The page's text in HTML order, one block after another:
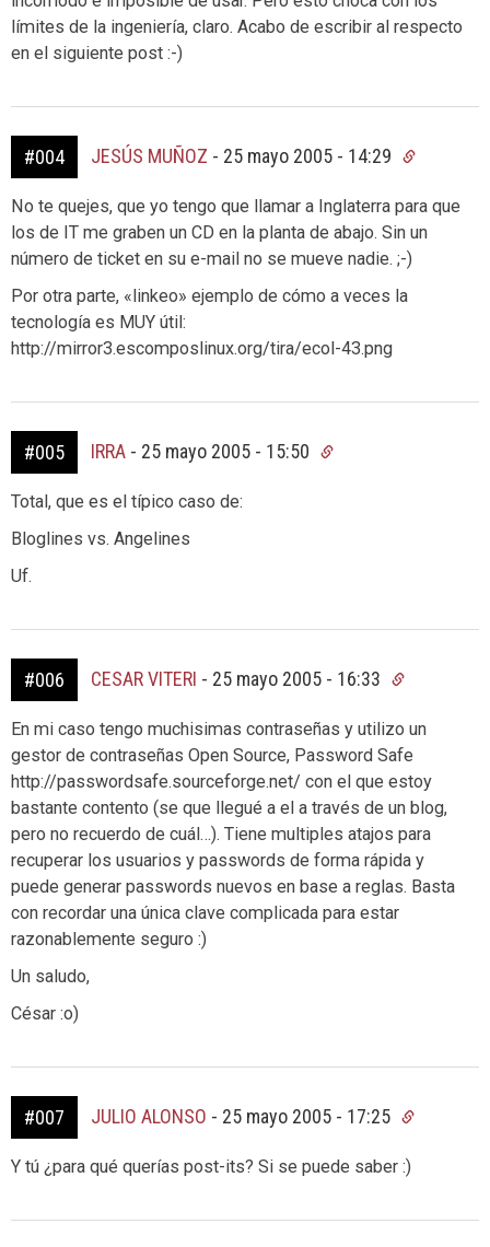
límites de la ingeniería, claro. Acabo de escribir al respecto
en el siguiente post :-)
#004 JESÚS MUÑOZ - 25 mayo 2005 - 14:29
No te quejes, que yo tengo que llamar a Inglaterra para que
los de IT me graben un CD en la planta de abajo. Sin un
número de ticket en su e-mail no se mueve nadie. ;-)
Por otra parte, «linkeo» ejemplo de cómo a veces la
tecnología es MUY útil:
http://mirror3.escomposlinux.org/tira/ecol-43.png
#005 IRRA - 25 mayo 2005 - 15:50
Total, que es el típico caso de:
Bloglines vs. Angelines
Uf.
#006 CESAR VITERI - 25 mayo 2005 - 16:33
En mi caso tengo muchisimas contraseñas y utilizo un
gestor de contraseñas Open Source, Password Safe
http://passwordsafe.sourceforge.net/ con el que estoy
bastante contento (se que llegué a el a través de un blog,
pero no recuerdo de cuál…). Tiene multiples atajos para
recuperar los usuarios y passwords de forma rápida y
puede generar passwords nuevos en base a reglas. Basta
con recordar una única clave complicada para estar
razonablemente seguro :)
Un saludo,
César :o)
#007 JULIO ALONSO - 25 mayo 2005 - 17:25
Y tú ¿para qué querías post-its? Si se puede saber :)